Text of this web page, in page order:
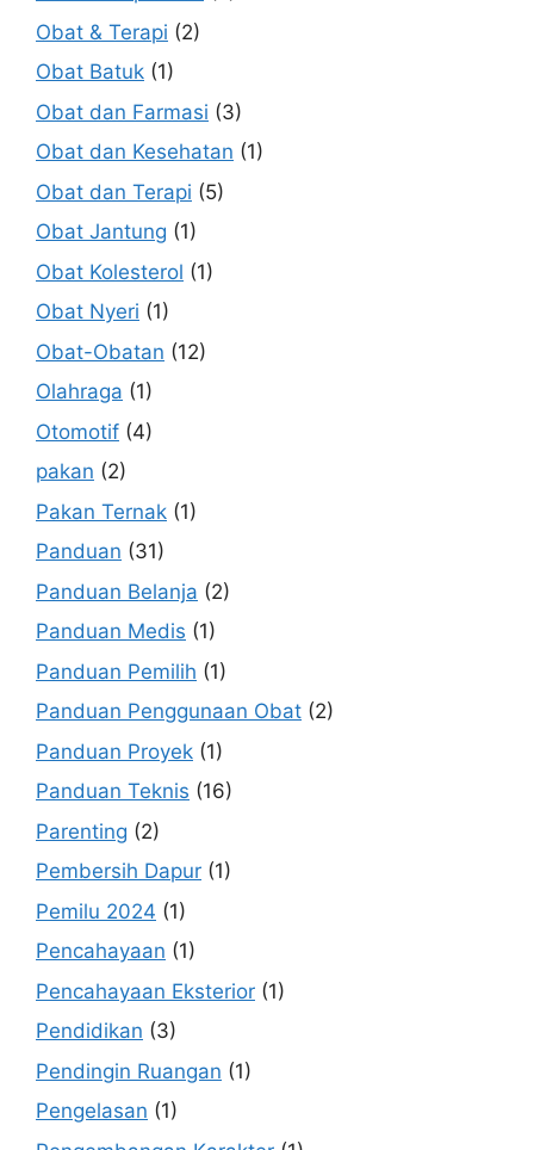
Obat & Terapi (2)
Obat Batuk (1)
Obat dan Farmasi (3)
Obat dan Kesehatan (1)
Obat dan Terapi (5)
Obat Jantung (1)
Obat Kolesterol (1)
Obat Nyeri (1)
Obat-Obatan (12)
Olahraga (1)
Otomotif (4)
pakan (2)
Pakan Ternak (1)
Panduan (31)
Panduan Belanja (2)
Panduan Medis (1)
Panduan Pemilih (1)
Panduan Penggunaan Obat (2)
Panduan Proyek (1)
Panduan Teknis (16)
Parenting (2)
Pembersih Dapur (1)
Pemilu 2024 (1)
Pencahayaan (1)
Pencahayaan Eksterior (1)
Pendidikan (3)
Pendingin Ruangan (1)
Pengelasan (1)